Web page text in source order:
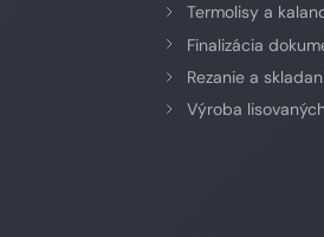
Termolisy a
Finalizácia
Rezanie a
Výroba